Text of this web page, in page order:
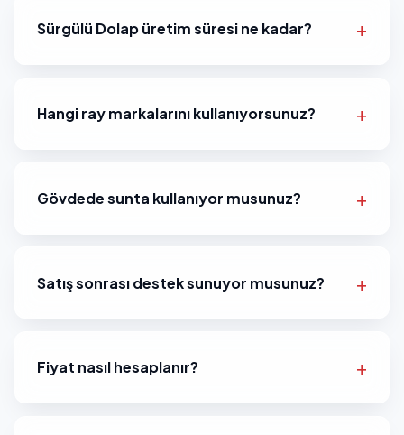
Sürgülü Dolap üretim süresi ne kadar?
Hangi ray markalarını kullanıyorsunuz?
Gövdede sunta kullanıyor musunuz?
Satış sonrası destek sunuyor musunuz?
Fiyat nasıl hesaplanır?